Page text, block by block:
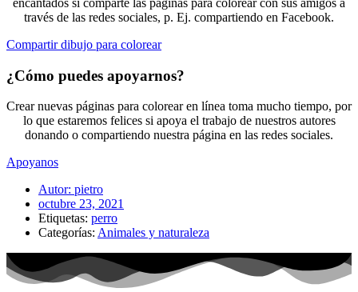
encantados si comparte las páginas para colorear con sus amigos a
través de las redes sociales, p. Ej. compartiendo en Facebook.
Compartir dibujo para colorear
¿Cómo puedes apoyarnos?
Crear nuevas páginas para colorear en línea toma mucho tiempo, por
lo que estaremos felices si apoya el trabajo de nuestros autores
donando o compartiendo nuestra página en las redes sociales.
Apoyanos
Autor: pietro
octubre 23, 2021
Etiquetas: perro
Categorías: Animales y naturaleza